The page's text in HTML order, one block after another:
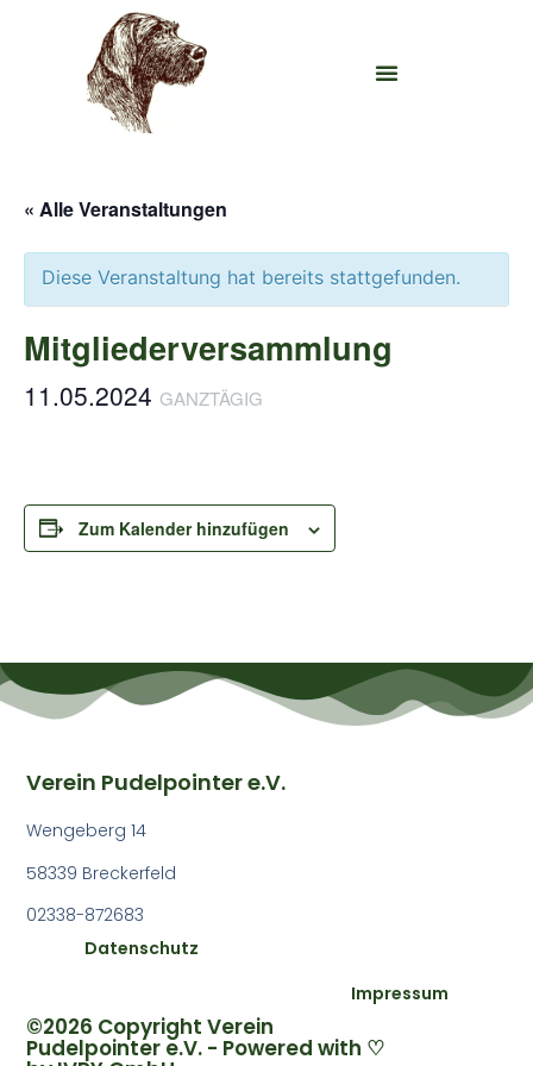
« Alle Veranstaltungen
Diese Veranstaltung hat bereits stattgefunden.
Mitgliederversammlung
11.05.2024 GANZTÄGIG
Zum Kalender hinzufügen
©2026 Copyright Verein
Pudelpointer e.V. - Powered with ♡
Impressum
Datenschutz
Verein Pudelpointer e.V.
Wengeberg 14
58339 Breckerfeld
02338-872683